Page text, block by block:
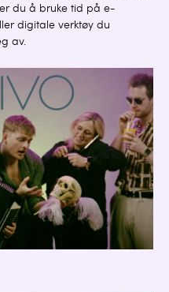
du å bruke tid på e-
digitale verktøy du
av.